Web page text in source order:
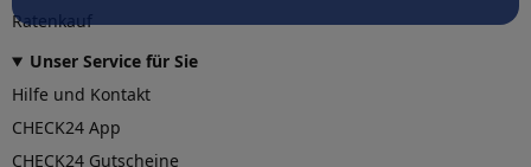
Ratenkauf
Unser Service für Sie
Hilfe und Kontakt
CHECK24 App
CHECK24 Gutscheine